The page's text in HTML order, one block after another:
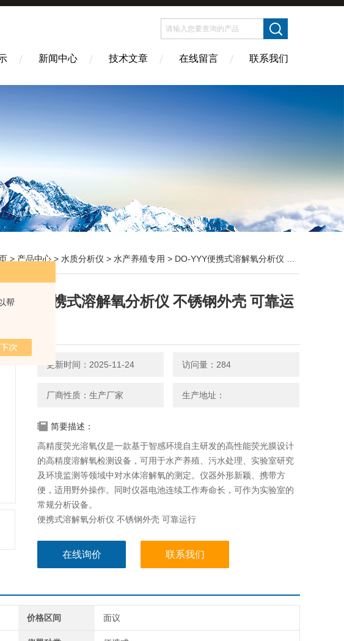
帮
新闻中心 技术文章 在线留言 联系我们
> 产品中心 > 水质分析仪 > 水产养殖专用 > DO-YYY便携式溶解氧分析仪 不锈钢外壳 可靠运行
便携式溶解氧分析仪 不锈钢外壳 可靠运
更新时间：2025-11-24 访问量：284
厂商性质：生产厂家 生产地址：
简要描述：
高精度荧光溶氧仪是一款基于智感环境自主研发的高性能荧光膜设计
的高精度溶解氧检测设备，可用于水产养殖、污水处理、实验室研究
及环境监测等领域中对水体溶解氧的测定。仪器外形新颖、携带方
便，适用野外操作。同时仪器电池连续工作寿命长，可作为实验室的
常规分析设备。
便携式溶解氧分析仪 不锈钢外壳 可靠运行
在线询价 联系我们
价格区间 面议